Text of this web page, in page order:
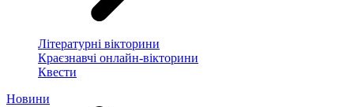
Літературні вікторини
Краєзнавчі онлайн-вікторини
Квести
Новини